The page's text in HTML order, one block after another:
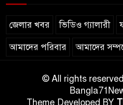
জেলার খবর ভিডিও গ্যালারী
আমাদের পরিবার আমাদের
© All rights
Theme Developed BY